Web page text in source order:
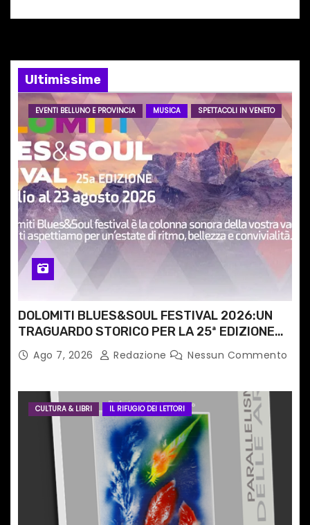
o
e
a
r
t
i
c
o
l
i
Ultimissime
EVENTI BELLUNO E PROVINCIA MUSICA SPETTACOLI IN VENETO
DOLOMITI BLUES&SOUL FESTIVAL 2026:UN
TRAGUARDO STORICO PER LA 25ª EDIZIONE
TRA LE CIME PATRIMONIO UNESCO
Ago 7, 2026 Redazione Nessun Commento
CULTURA & LIBRI IL RIFUGIO DEI LETTORI